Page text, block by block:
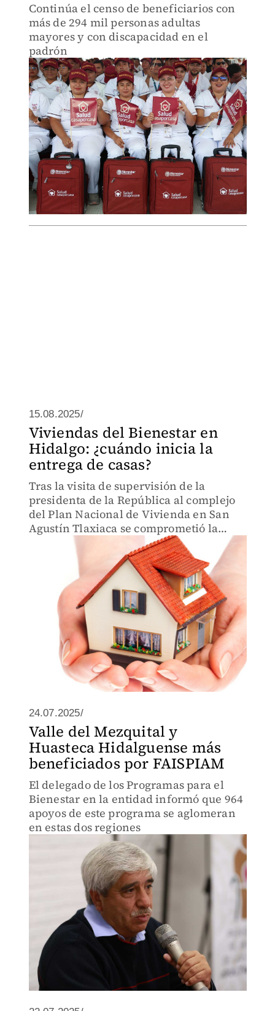
Continúa el censo de beneficiarios con
más de 294 mil personas adultas
mayores y con discapacidad en el
padrón
15.08.2025/
Viviendas del Bienestar en
Hidalgo: ¿cuándo inicia la
entrega de casas?
Tras la visita de supervisión de la
presidenta de la República al complejo
del Plan Nacional de Vivienda en San
Agustín Tlaxiaca se comprometió la
conclusión de mas de mil 400 casas
24.07.2025/
Valle del Mezquital y
Huasteca Hidalguense más
beneficiados por FAISPIAM
El delegado de los Programas para el
Bienestar en la entidad informó que 964
apoyos de este programa se aglomeran
en estas dos regiones